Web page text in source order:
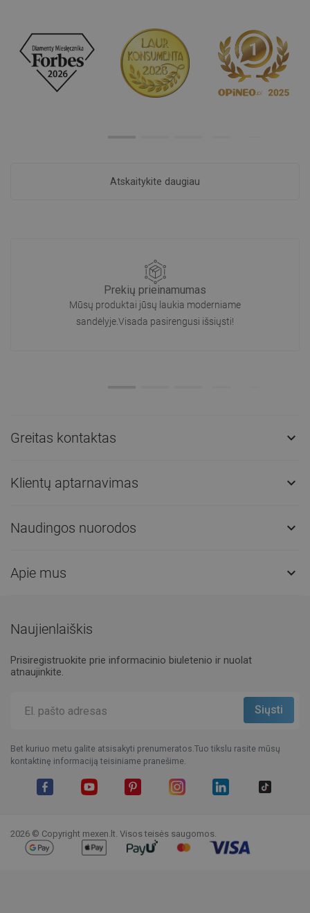
Atskaitykite daugiau
Prekių prieinamumas
Mūsų produktai jūsų laukia moderniame
sandėlyje.Visada pasirengusi išsiųsti!
Greitas kontaktas 
Klientų aptarnavimas 
Naudingos nuorodos 
Apie mus 
Naujienlaiškis
Prisiregistruokite prie informacinio biuletenio ir nuolat
atnaujinkite.
Bet kuriuo metu galite atsisakyti prenumeratos.Tuo tikslu rasite mūsų
kontaktinę informaciją teisiniame pranešime.
2026 © Copyright mexen.lt. Visos teisės saugomos.